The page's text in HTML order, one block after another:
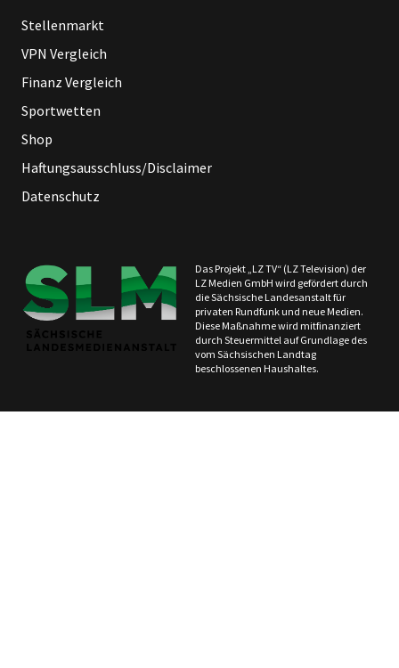
Stellenmarkt
VPN Vergleich
Finanz Vergleich
Sportwetten
Shop
Haftungsausschluss/Disclaimer
Datenschutz
Das Projekt „LZ TV“ (LZ Television) der
LZ Medien GmbH wird gefördert durch
die Sächsische Landesanstalt für
privaten Rundfunk und neue Medien.
Diese Maßnahme wird mitfinanziert
durch Steuermittel auf Grundlage des
vom Sächsischen Landtag
beschlossenen Haushaltes.